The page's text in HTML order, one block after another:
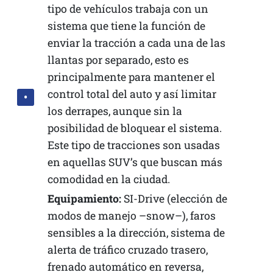
tipo de vehículos trabaja con un
sistema que tiene la función de
enviar la tracción a cada una de las
llantas por separado, esto es
principalmente para mantener el
control total del auto y así limitar
los derrapes, aunque sin la
posibilidad de bloquear el sistema.
Este tipo de tracciones son usadas
en aquellas SUV’s que buscan más
comodidad en la ciudad.
Equipamiento: SI-Drive (elección de
modos de manejo –snow–), faros
sensibles a la dirección, sistema de
alerta de tráfico cruzado trasero,
frenado automático en reversa,